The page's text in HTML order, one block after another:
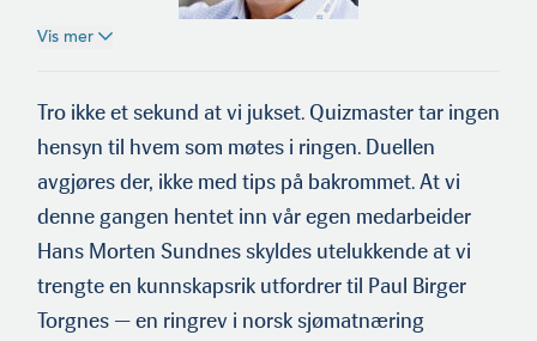
Vis mer
Tro ikke et sekund at vi jukset. Quizmaster tar ingen
hensyn til hvem som møtes i ringen. Duellen
avgjøres der, ikke med tips på bakrommet. At vi
denne gangen hentet inn vår egen medarbeider
Hans Morten Sundnes skyldes utelukkende at vi
trengte en kun­nskapsrik utfordrer til Paul Birger
Torgnes — en ringrev i norsk sjømatnæring